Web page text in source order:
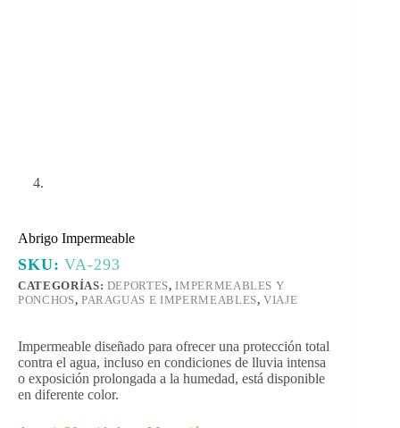
Abrigo Impermeable
SKU:VA-293
CATEGORÍAS: DEPORTES,IMPERMEABLES Y
PONCHOS, PARAGUAS E IMPERMEABLES,VIAJE
Impermeable diseñado para ofrecer una protección total
contra el agua, incluso en condiciones de lluvia intensa
o exposición prolongada a la humedad, está disponible
en diferente color.